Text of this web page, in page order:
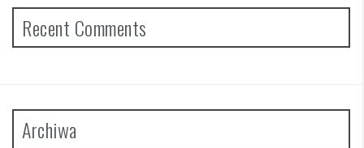
Recent Comments
Archiwa